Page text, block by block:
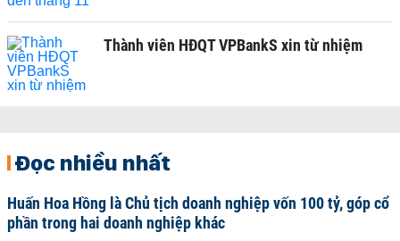
Thành viên HĐQT VPBankS xin từ nhiệm
Đọc nhiều nhất
Huấn Hoa Hồng là Chủ tịch doanh nghiệp vốn 100 tỷ, góp cổ
phần trong hai doanh nghiệp khác